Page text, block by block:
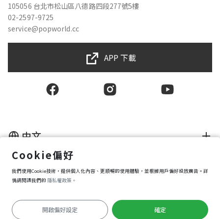
開始導覽
105056 台北市松山區八德路四段277號5樓
02-2597-9725
service@popworld.cc
APP 下載
隱私權保護政策
資訊安全政策
Copyright © 2025 Popworld Inc. All Rights Reserved.
中文
Cookie偏好
我們使用Cookie技術，提供個人化內容、更順暢的使用體驗，並根據用戶偏好投放廣告。詳
情請閱讀我們的 隱私權政策。
開啟偏好設定 確定